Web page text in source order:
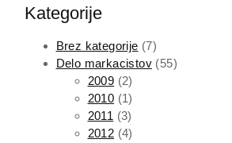
Kategorije
Brez kategorije (7)
Delo markacistov(55)
2009 (2)
2010 (1)
2011 (3)
2012 (4)